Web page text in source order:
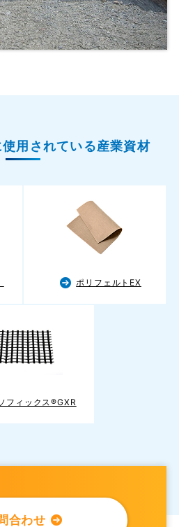
用されている産業資材
ポリフェルトEX
フィックス®GXR
合わせ